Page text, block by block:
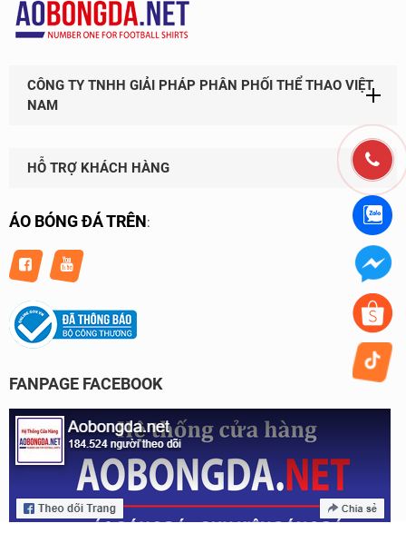
CÔNG TY TNHH GIẢI PHÁP PHÂN PHỐI THỂ THAO VIỆT
NAM
HỖ TRỢ KHÁCH HÀNG
ÁO BÓNG ĐÁ TRÊN:
FANPAGE FACEBOOK